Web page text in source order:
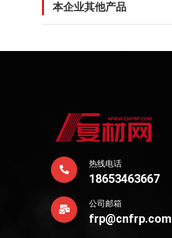
本企业其他产品
热线电话
18653463667
公司邮箱
frp@cnfrp.com